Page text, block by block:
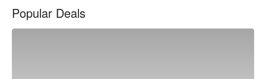
間。在匠人精心設計的沈穩日式氛圍中，以美酒佳餚招待來
客、帶您品味日常之美。此外，如同店名「椀」（碗）一樣，
Popular Deals